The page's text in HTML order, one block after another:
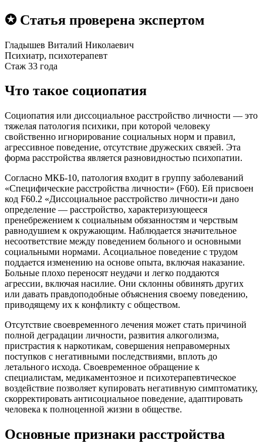
✪ Статья проверена экспертом
Гладышев Виталий Николаевич
Психиатр, психотерапевт
Стаж 33 года
Что такое социопатия
Социопатия или диссоциальное расстройство личности — это
тяжелая патология психики, при которой человеку
свойственно игнорирование социальных норм и правил,
агрессивное поведение, отсутствие дружеских связей. Эта
форма расстройства является разновидностью психопатии.
Согласно МКБ-10, патология входит в группу заболеваний
«Специфические расстройства личности» (F60). Ей присвоен
код F60.2 «Диссоциальное расстройство личности»и дано
определение — расстройство, характеризующееся
пренебрежением к социальным обязанностям и черствым
равнодушием к окружающим. Наблюдается значительное
несоответствие между поведением больного и основными
социальными нормами. Асоциальное поведение с трудом
поддается изменению на основе опыта, включая наказание.
Больные плохо переносят неудачи и легко поддаются
агрессии, включая насилие. Они склонны обвинять других
или давать правдоподобные объяснения своему поведению,
приводящему их к конфликту с обществом.
Отсутствие своевременного лечения может стать причиной
полной деградации личности, развития алкоголизма,
пристрастия к наркотикам, совершения неправомерных
поступков с негативными последствиями, вплоть до
летального исхода. Своевременное обращение к
специалистам, медикаментозное и психотерапевтическое
воздействие позволяет купировать негативную симптоматику,
скорректировать антисоциальное поведение, адаптировать
человека к полноценной жизни в обществе.
Основные признаки расстройства